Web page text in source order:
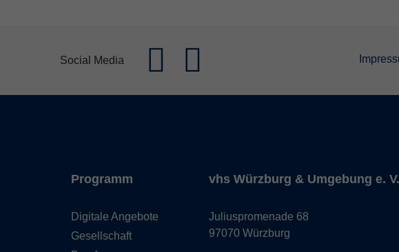
Social Media
Programm
Digitale Angebote
Gesellschaft
vhs Würzburg & Umgebung e. V.
Juliuspromenade 68
97070 Würzburg